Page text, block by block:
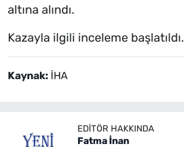
altına alındı.
Kazayla ilgili inceleme başlatıldı.
Kaynak: İHA
EDITÖR HAKKINDA
Fatma İnan